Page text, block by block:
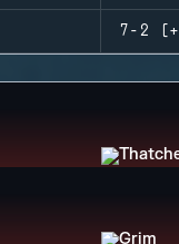
7-2